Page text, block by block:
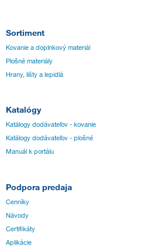
Sortiment
Kovanie a doplnkový materiál
Plošné materiály
Hrany, lišty a lepidlá
Katalógy
Katálogy dodávateľov - kovanie
Katálogy dodávateľov - plošné
Manuál k portálu
Podpora predaja
Cenníky
Návody
Certifikáty
Aplikácie